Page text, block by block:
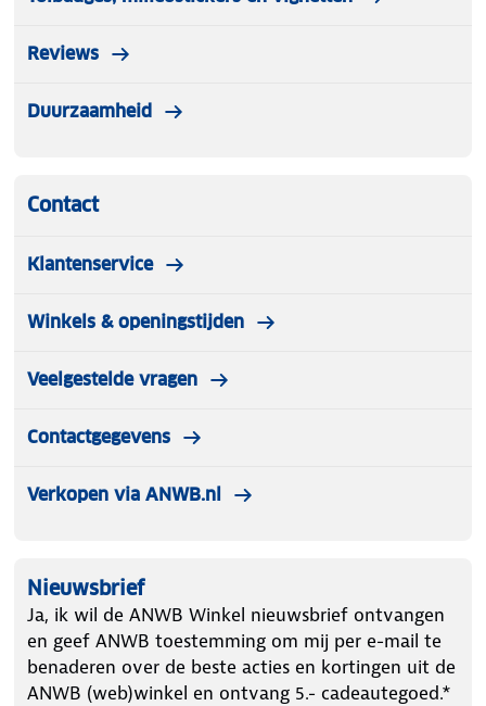
Reviews
Duurzaamheid
Contact
Klantenservice
Winkels & openingstijden
Veelgestelde vragen
Contactgegevens
Verkopen via ANWB.nl
Nieuwsbrief
Ja, ik wil de ANWB Winkel nieuwsbrief ontvangen
en geef ANWB toestemming om mij per e-mail te
benaderen over de beste acties en kortingen uit de
ANWB (web)winkel en ontvang 5.- cadeautegoed.*